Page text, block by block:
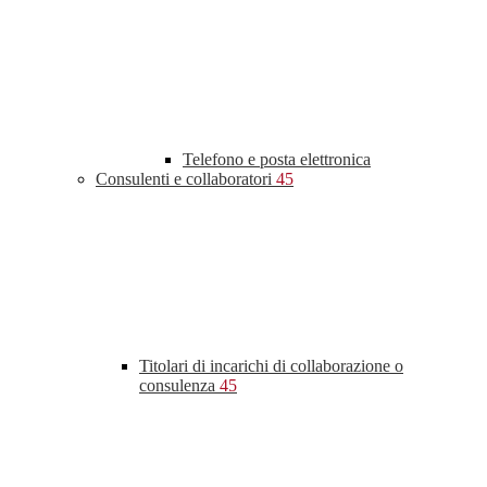
Telefono e posta elettronica
Consulenti e collaboratori 45
Titolari di incarichi di collaborazione o
consulenza 45